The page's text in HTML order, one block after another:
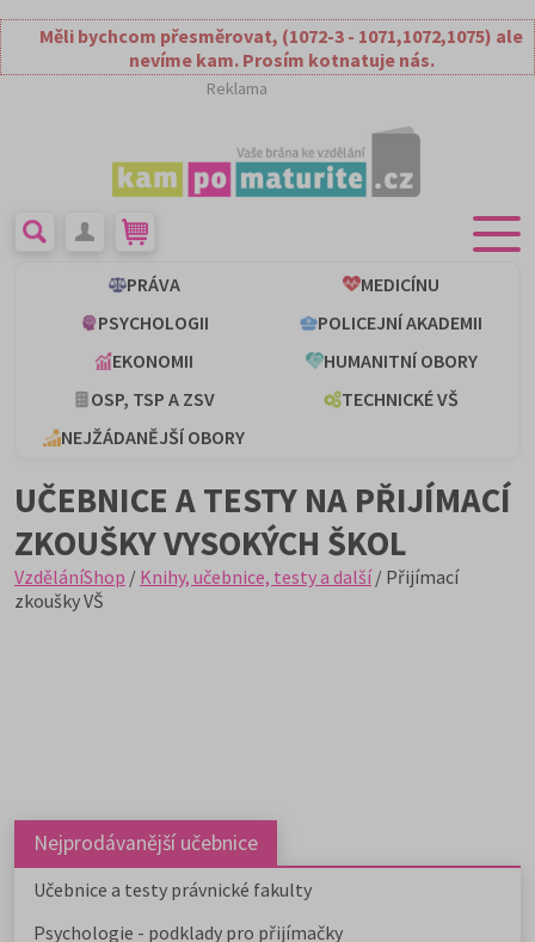
Měli bychcom přesměrovat, (1072-3 - 1071,1072,1075) ale
nevíme kam. Prosím kotnatuje nás.
Reklama
PRÁVA
MEDICÍNU
PSYCHOLOGII
POLICEJNÍ AKADEMII
EKONOMII
HUMANITNÍ OBORY
OSP, TSP A ZSV
TECHNICKÉ VŠ
NEJŽÁDANĚJŠÍ OBORY
UČEBNICE A TESTY NA PŘIJÍMACÍ
ZKOUŠKY VYSOKÝCH ŠKOL
VzděláníShop / Knihy, učebnice, testy a další/ Přijímací
zkoušky VŠ
Nejprodávanější učebnice
Učebnice a testy právnické fakulty
Psychologie - podklady pro přijímačky